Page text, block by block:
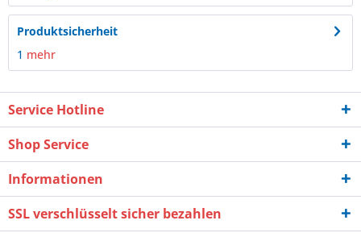
Produktsicherheit
1 mehr
Service Hotline
Shop Service
Informationen
SSL verschlüsselt sicher bezahlen